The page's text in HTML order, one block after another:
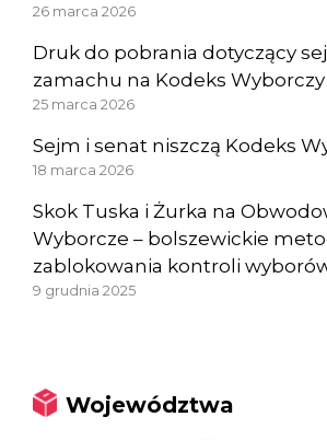
26 marca 2026
Druk do pobrania dotyczący
zamachu na Kodeks Wyborczy
25 marca 2026
Sejm i senat niszczą Kodeks
18 marca 2026
Skok Tuska i Żurka na
Wyborcze – bolszewickie
zablokowania kontroli
9 grudnia 2025
Województwa